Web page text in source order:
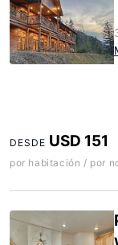
DESDE USD 151
por habitación / por